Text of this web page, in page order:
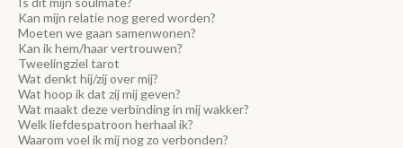
Kan mijn relatie nog gered worden?
Moeten we gaan samenwonen?
Kan ik hem/haar vertrouwen?
Tweelingziel tarot
Wat denkt hij/zij over mij?
Wat hoop ik dat zij mij geven?
Wat maakt deze verbinding in mij wakker?
Welk liefdespatroon herhaal ik?
Waarom voel ik mij nog zo verbonden?